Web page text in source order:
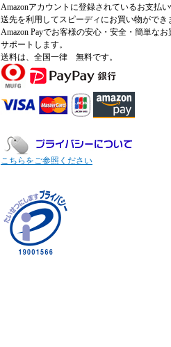
Amazonアカウントに登録されているお支払
送先を利用してスピーディにお買い物ができ
Amazon Payでお客様の安心・安全・簡単な
サポートします。
送料は、全国一律 無料です。
こちらをご参照ください